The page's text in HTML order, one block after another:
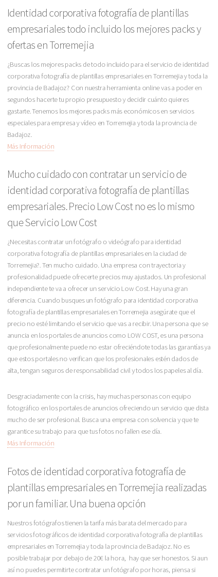
Identidad corporativa fotografía de plantillas
empresariales todo incluido los mejores packs y
ofertas en Torremejia
¿Buscas los mejores packs de todo incluido para el servicio de identidad
corporativa fotografía de plantillas empresariales en Torremejia y toda la
provincia de Badajoz? Con nuestra herramienta online vas a poder en
segundos hacerte tu propio presupuesto y decidir cuánto quieres
gastarte. Tenemos los mejores packs más económicos en servicios
especiales para empresa y vídeo en Torremejia y toda la provincia de
Badajoz.
Más Información
Mucho cuidado con contratar un servicio de
identidad corporativa fotografía de plantillas
empresariales. Precio Low Cost no es lo mismo
que Servicio Low Cost
¿Necesitas contratar un fotógrafo o videógrafo para identidad
corporativa fotografía de plantillas empresariales en la ciudad de
Torremejia?. Ten mucho cuidado. Una empresa con trayectoria y
profesionalidad puede ofrecerte precios muy ajustados. Un profesional
independiente te va a ofrecer un servicio Low Cost. Hay una gran
diferencia. Cuando busques un fotógrafo para identidad corporativa
fotografía de plantillas empresariales en Torremejia asegúrate que el
precio no esté limitando el servicio que vas a recibir. Una persona que se
anuncia en los portales de anuncios como LOW COST, es una persona
que profesionalmente puede no estar ofreciéndote todas las garantías ya
que estos portales no verifican que los profesionales estén dados de
alta, tengan seguros de responsabilidad civil y todos los papeles al día.
Desgraciadamente con la crisis, hay muchas personas con equipo
fotográfico en los portales de anuncios ofreciendo un servicio que dista
mucho de ser profesional. Busca una empresa con solvencia y que te
garantice su trabajo para que tus fotos no fallen ese día.
Más Información
Fotos de identidad corporativa fotografía de
plantillas empresariales en Torremejia realizadas
por un familiar. Una buena opción
Nuestros fotógrafos tienen la tarifa más barata del mercado para
servicios fotográficos de identidad corporativa fotografía de plantillas
empresariales en Torremejia y toda la provincia de Badajoz. No es
posible trabajar por debajo de 20€ la hora, hay que ser honestos. Si aun
así no puedes permitirte contratar un fotógrafo por horas, piensa si